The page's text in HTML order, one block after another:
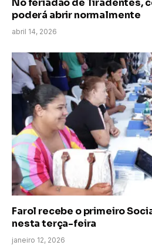
No feriadão de Tiradentes,
poderá abrir normalmente
abril 14, 2026
Farol recebe o primeiro
nesta terça-feira
janeiro 12, 2026